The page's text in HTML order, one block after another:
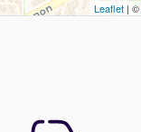
Leaflet | ©